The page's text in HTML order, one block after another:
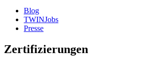
Blog
TWINJobs
Presse
Zertifizierungen